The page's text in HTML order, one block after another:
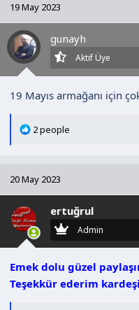
i
l
e
r
19 May 2023
gunayh
Aktif Üye
19 Mayıs armağanı için
T
i
l
e
r
:
2 people
20 May 2023
ertuğrul
Admin
Emek dolu güzel
Teşekkür ederim